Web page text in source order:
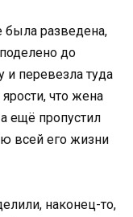
была разведена,
до
и перевезла туда
что жена
ещё пропустил
всей его жизни
наконец-то,